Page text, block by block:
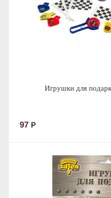
Игрушки для
97 Р